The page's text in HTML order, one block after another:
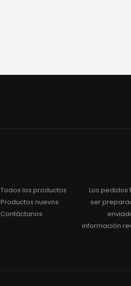
Todos los productos
Productos nuevos
Contáctanos
Los pedidos
ser
información